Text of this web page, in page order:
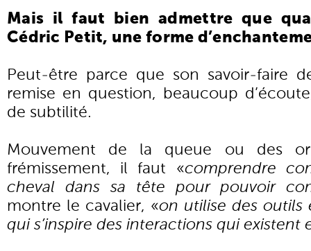
Mais il faut bien admettre que
Cédric Petit, une forme
Peut-être parce que son savoir-faire
remise en question, beaucoup
de subtilité.
Mouvement de la queue ou des
frémissement, il faut «comprendre
cheval dans sa tête pour pouvoir
montre le cavalier, «on utilise des outils
qui s’inspire des interactions qui existent